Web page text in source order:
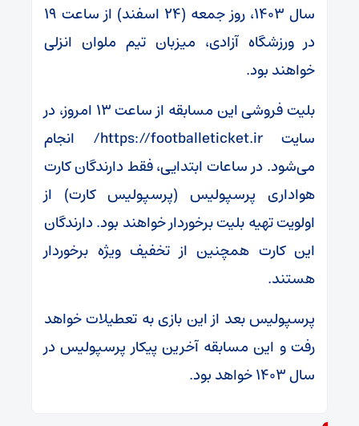
سال ۱۴۰۳، روز جمعه (۲۴ اسفند) از ساعت ۱۹
در ورزشگاه آزادی، میزبان تیم ملوان انزلی
خواهند بود.
بلیت فروشی این مسابقه از ساعت ۱۳ امروز، در
سایت https://footballeticket.ir/ انجام
می‌شود. در ساعات ابتدایی، فقط دارندگان کارت
هواداری پرسپولیس (پرسپولیس کارت) از
اولویت تهیه بلیت برخوردار خواهند بود. دارندگان
این کارت همچنین از تخفیف ویژه برخوردار
هستند.
پرسپولیس بعد از این بازی به تعطیلات خواهد
رفت و این مسابقه آخرین پیکار پرسپولیس در
سال ۱۴۰۳ خواهد بود.